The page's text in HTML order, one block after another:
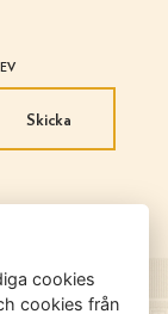
Skicka
cookies
cookies från